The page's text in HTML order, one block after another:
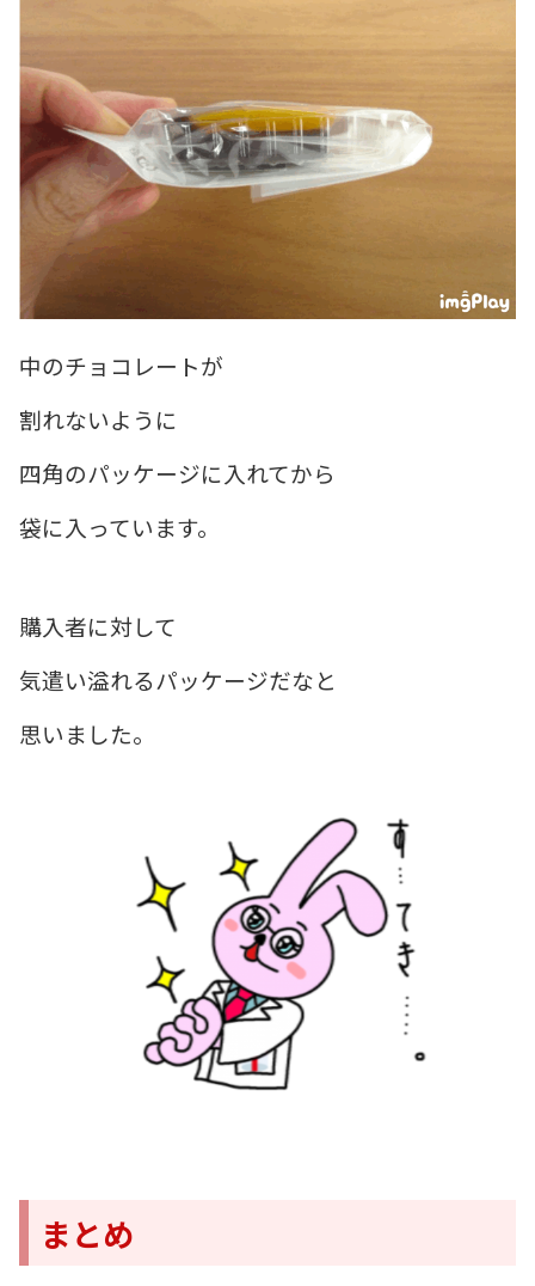
中のチョコレートが
割れないように
四角のパッケージに入れてから
袋に入っています。
購入者に対して
気遣い溢れるパッケージだなと
思いました。
まとめ